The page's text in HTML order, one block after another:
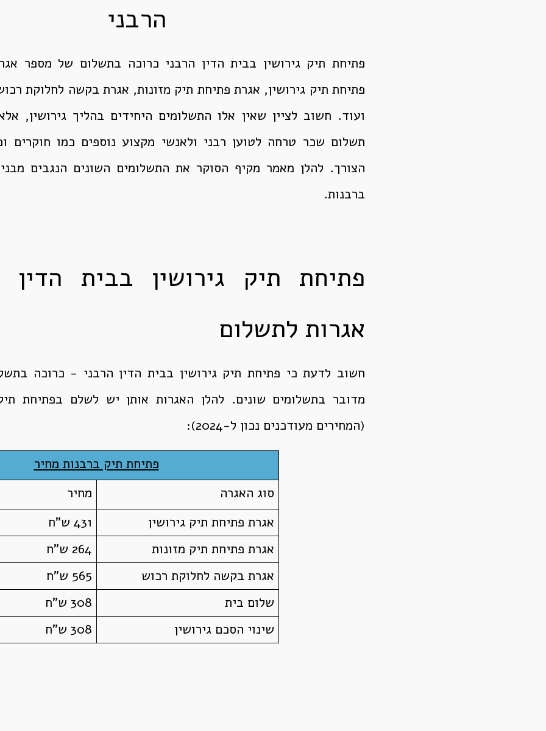
הרבני
פתיחת תיק גירושין בבית הדין הרבני כרוכה בתשלום של מספר
פתיחת תיק גירושין, אגרת פתיחת תיק מזונות, אגרת בקשה לחלוקת
ועוד. חשוב לציין שאין אלו התשלומים היחידים בהליך גירושין,
תשלום שכר טרחה לטוען רבני ולאנשי מקצוע נוספים כמו חוקרים
הצורך. להלן מאמר מקיף הסוקר את התשלומים השונים הנגבים
ברבנות.
פתיחת תיק גירושין בבית
אגרות לתשלום
חשוב לדעת כי פתיחת תיק גירושין בבית הדין הרבני - כרוכה
מדובר בתשלומים שונים. להלן האגרות אותן יש לשלם בפתיחת
(המחירים מעודכנים נכון ל-2024):
פתיחת תיק ברבנות מחיר
סוג האגרה
מחיר
אגרת פתיחת תיק גירושין
431 ש"ח
אגרת פתיחת תיק מזונות
264 ש"ח
אגרת בקשה לחלוקת רכוש
565 ש"ח
שלום בית
308 ש"ח
שינוי הסכם גירושין
308 ש"ח